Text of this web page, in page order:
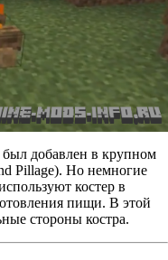
добавлен в крупном
Pillage). Но немногие
костер в
пищи. В этой
стороны костра.